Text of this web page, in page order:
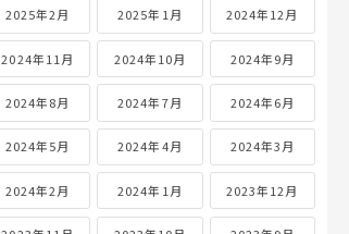
2025年2月 2025年1月 2024年12月
2024年11月 2024年10月 2024年9月
2024年8月 2024年7月 2024年6月
2024年5月 2024年4月 2024年3月
2024年2月 2024年1月 2023年12月